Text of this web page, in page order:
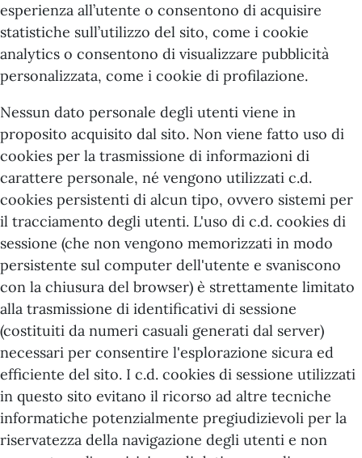
esperienza all’utente o consentono di acquisire
statistiche sull’utilizzo del sito, come i cookie
analytics o consentono di visualizzare pubblicità
personalizzata, come i cookie di profilazione.
Nessun dato personale degli utenti viene in
proposito acquisito dal sito. Non viene fatto uso di
cookies per la trasmissione di informazioni di
carattere personale, né vengono utilizzati c.d.
cookies persistenti di alcun tipo, ovvero sistemi per
il tracciamento degli utenti. L'uso di c.d. cookies di
sessione (che non vengono memorizzati in modo
persistente sul computer dell'utente e svaniscono
con la chiusura del browser) è strettamente limitato
alla trasmissione di identificativi di sessione
(costituiti da numeri casuali generati dal server)
necessari per consentire l'esplorazione sicura ed
efficiente del sito. I c.d. cookies di sessione utilizzati
in questo sito evitano il ricorso ad altre tecniche
informatiche potenzialmente pregiudizievoli per la
riservatezza della navigazione degli utenti e non